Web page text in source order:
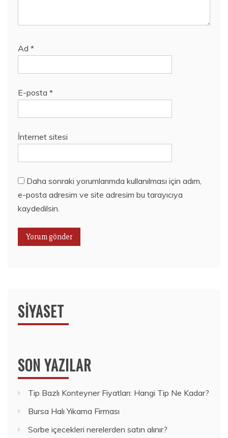
Ad *
E-posta *
İnternet sitesi
Daha sonraki yorumlarımda kullanılması için adım,
e-posta adresim ve site adresim bu tarayıcıya
kaydedilsin.
SIYASET
SON YAZILAR
Tip Bazlı Konteyner Fiyatları: Hangi Tip Ne Kadar?
Bursa Halı Yıkama Firması
Sorbe içecekleri nerelerden satın alınır?